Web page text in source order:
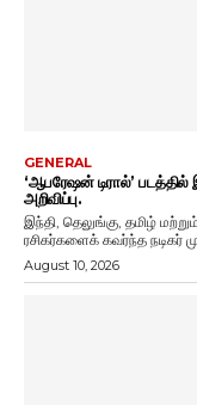
GENERAL
‘ஆபரேஷன் டிரால்’
அறிவிப்பு.
இந்தி, தெலுங்கு, தமிழ்
ரசிகர்களைக் கவர்ந்த நடிகர்
August 10, 2026